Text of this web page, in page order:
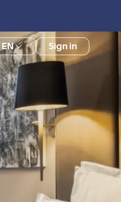
EN Sign in